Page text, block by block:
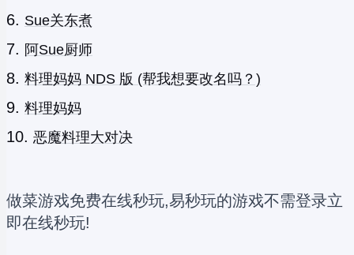
Sue关东煮
阿Sue厨师
料理妈妈 NDS 版 (帮我想要改名吗？)
料理妈妈
恶魔料理大对决
做菜游戏免费在线秒玩,易秒玩的游戏不需登录立
即在线秒玩!